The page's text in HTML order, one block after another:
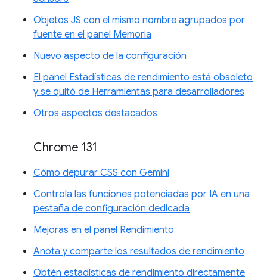
Objetos JS con el mismo nombre agrupados por
fuente en el panel Memoria
Nuevo aspecto de la configuración
El panel Estadísticas de rendimiento está obsoleto
y se quitó de Herramientas para desarrolladores
Otros aspectos destacados
Chrome 131
Cómo depurar CSS con Gemini
Controla las funciones potenciadas por IA en una
pestaña de configuración dedicada
Mejoras en el panel Rendimiento
Anota y comparte los resultados de rendimiento
Obtén estadísticas de rendimiento directamente